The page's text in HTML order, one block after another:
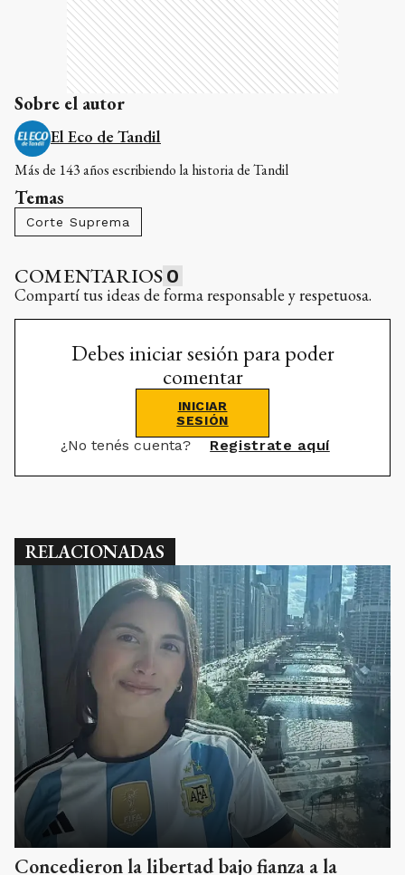
Sobre el autor
El Eco de Tandil
Más de 143 años escribiendo la historia de Tandil
Temas
Corte Suprema
COMENTARIOS 0
Compartí tus ideas de forma responsable y respetuosa.
Debes iniciar sesión para poder
comentar
INICIAR
SESIÓN
¿No tenés cuenta? Registrate aquí
RELACIONADAS
Concedieron la libertad bajo fianza a la